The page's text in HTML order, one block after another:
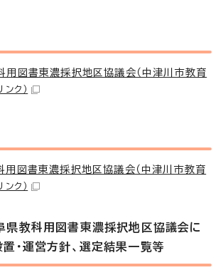
用図書東濃採択地区協議会（中津川市教育
ンク）
図書東濃採択地区協議会（中津川市教育
ンク）
県教科用図書東濃採択地区協議会に
置・運営方針、選定結果一覧等